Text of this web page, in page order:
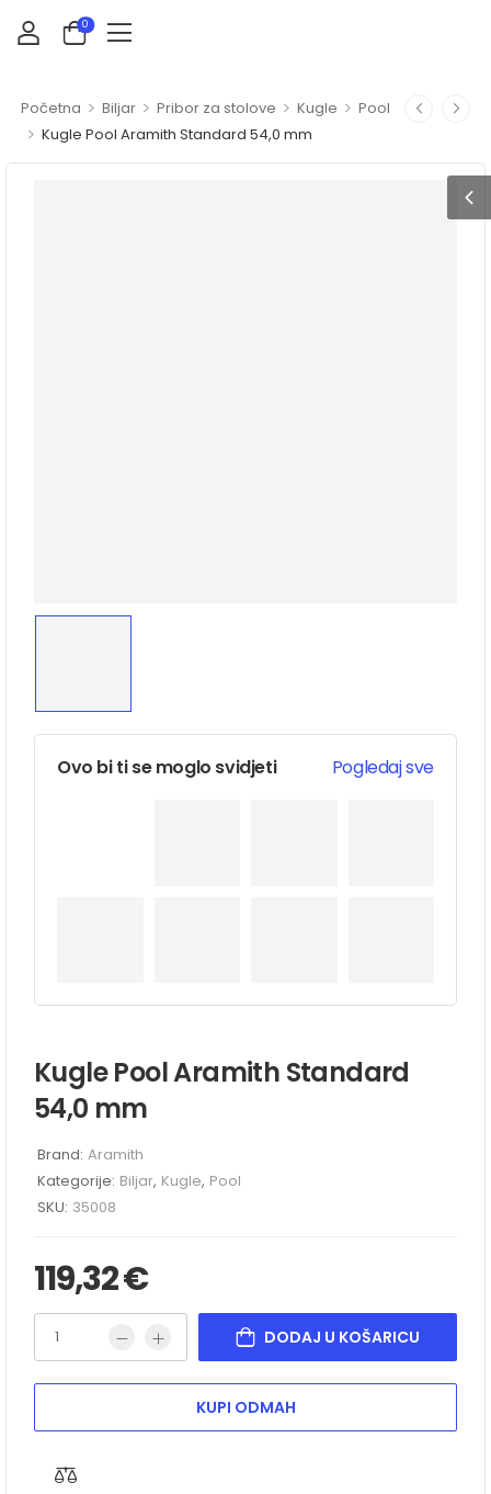
0
Početna > Biljar > Pribor za stolove > Kugle > Pool
> Kugle Pool Aramith Standard 54,0 mm
Ovo bi ti se moglo svidjeti Pogledaj sve
Kugle Pool Aramith Standard
54,0 mm
Brand: Aramith
Kategorije: Biljar, Kugle, Pool
SKU: 35008
119,32€
DODAJ U KOŠARICU
KUPI ODMAH